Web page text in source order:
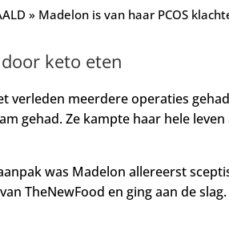
» Madelon is van haar PCOS
keto eten
verleden meerdere operaties
gehad. Ze kampte haar hele
was Madelon allereerst
TheNewFood en ging aan de